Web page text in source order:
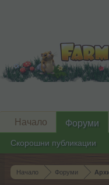
Начало Форуми
Начало Форуми
Скорошни публикации